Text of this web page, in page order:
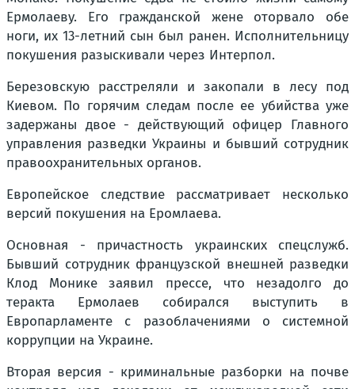
Ермолаеву. Его гражданской жене оторвало обе
ноги, их 13-летний сын был ранен. Исполнительницу
покушения разыскивали через Интерпол.
Березовскую расстреляли и закопали в лесу под
Киевом. По горячим следам после ее убийства уже
задержаны двое - действующий офицер Главного
управления разведки Украины и бывший сотрудник
правоохранительных органов.
Европейское следствие рассматривает несколько
версий покушения на Еромлаева.
Основная - причастность украинских спецслужб.
Бывший сотрудник французской внешней разведки
Клод Монике заявил прессе, что незадолго до
теракта Ермолаев собирался выступить в
Европарламенте с разоблачениями о системной
коррупции на Украине.
Вторая версия - криминальные разборки на почве